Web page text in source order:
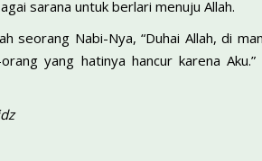
sarana untuk berlari menuju Allah.
seorang Nabi-Nya, “Duhai Allah, di
yang hatinya hancur karena